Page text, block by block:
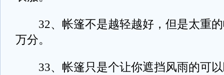
32、帐篷不是越轻越好，但是太重的
万分。
33、帐篷只是个让你遮挡风雨的可以